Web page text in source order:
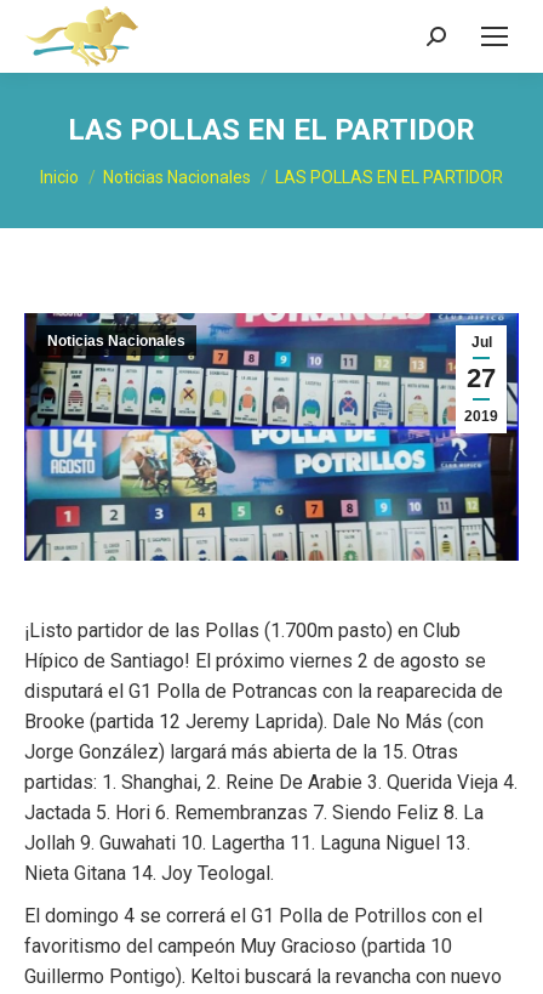
Buscar:
LAS POLLAS EN EL PARTIDOR
Estás aquí:
Inicio Noticias Nacionales LAS POLLAS EN EL PARTIDOR
Jul
27
2019
Noticias Nacionales
¡Listo partidor de las Pollas (1.700m pasto) en Club
Hípico de Santiago! El próximo viernes 2 de agosto se
disputará el G1 Polla de Potrancas con la reaparecida de
Brooke (partida 12 Jeremy Laprida). Dale No Más (con
Jorge González) largará más abierta de la 15. Otras
partidas: 1. Shanghai, 2. Reine De Arabie 3. Querida Vieja 4.
Jactada 5. Hori 6. Remembranzas 7. Siendo Feliz 8. La
Jollah 9. Guwahati 10. Lagertha 11. Laguna Niguel 13.
Nieta Gitana 14. Joy Teologal.
El domingo 4 se correrá el G1 Polla de Potrillos con el
favoritismo del campeón Muy Gracioso (partida 10
Guillermo Pontigo). Keltoi buscará la revancha con nuevo